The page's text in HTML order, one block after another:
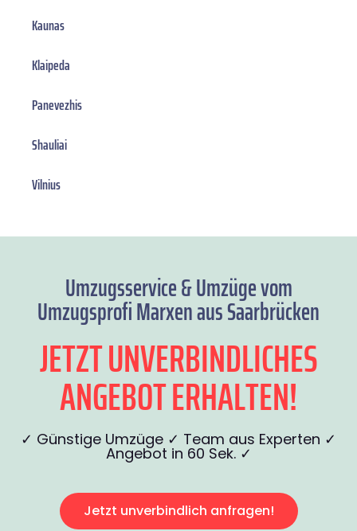
Kaunas
Klaipeda
Panevezhis
Shauliai
Vilnius
Umzugsservice & Umzüge vom
Umzugsprofi Marxen aus Saarbrücken
JETZT UNVERBINDLICHES
ANGEBOT ERHALTEN!
✓ Günstige Umzüge ✓ Team aus Experten ✓
Angebot in 60 Sek. ✓
Jetzt unverbindlich anfragen!